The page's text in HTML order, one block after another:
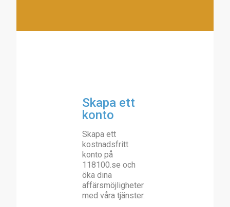
Skapa ett
konto
Skapa ett
kostnadsfritt
konto på
118100.se och
öka dina
affärsmöjligheter
med våra tjänster.